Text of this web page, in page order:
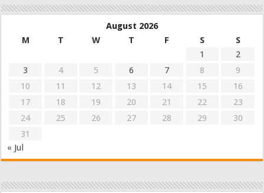
August 2026
M
T W T F S
S
1
2
3
4 5 6 7 8
9
10
11 12 13 14 15
16
17
18 19 20 21 22
23
24
25 26 27 28 29
30
31
« Jul